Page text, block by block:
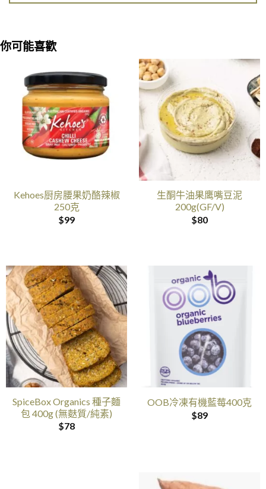
你可能喜歡
Kehoes厨房腰果奶酪辣椒
250克
$99
生酮牛油果鹰嘴豆泥
200g(GF/V)
$80
SpiceBox Organics 種子麵
包 400g (無麩質/純素)
$78
OOB冷凍有機藍莓400克
$89